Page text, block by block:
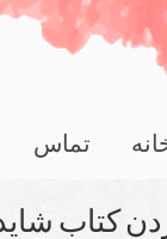
تماس
كتاب